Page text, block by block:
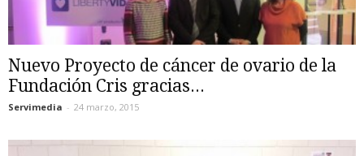
Nuevo Proyecto de cáncer de ovario de la
Fundación Cris gracias...
Servimedia - 24 marzo, 2015